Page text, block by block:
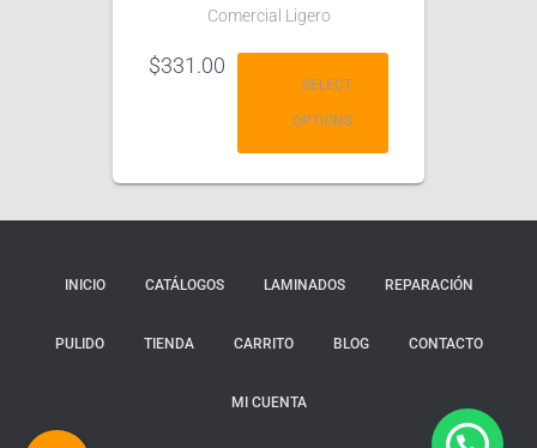
Comercial Ligero
$331.00
SELECT
OPTIONS
INICIO CATÁLOGOS LAMINADOS REPARACIÓN
PULIDO TIENDA CARRITO BLOG CONTACTO
MI CUENTA